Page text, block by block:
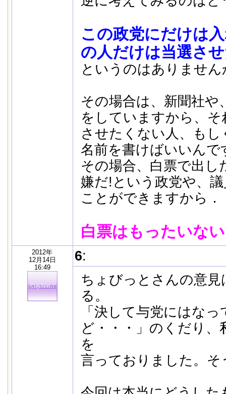
この政党にだけは
の人だけは当選さ
というのはありません
その場合は、新聞社や
をしていますから、
させたくない人、も
名前を書けばいいんで
その場合、白票で出し
嫌だ!という政党や、
ことができますから
白票はもったいな
2012年
12月14日
16:49
6:
ちょびっとさんの意
る。
「決して与党にはな
ど・・・」のくだり、
を
言っておりました。そ